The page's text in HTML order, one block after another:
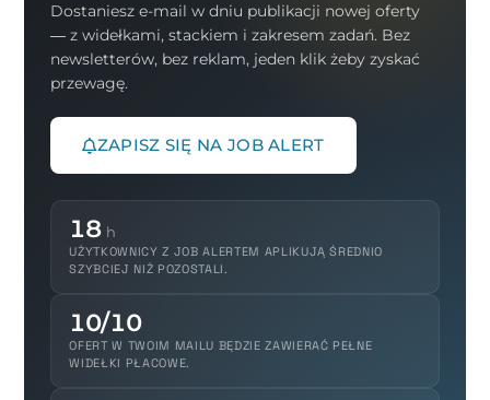
Dostaniesz e-mail w dniu publikacji nowej oferty
— z widełkami, stackiem i zakresem zadań. Bez
newsletterów, bez reklam, jeden klik żeby zyskać
przewagę.
ZAPISZ SIĘ NA JOB ALERT
18 h
UŻYTKOWNICY Z JOB ALERTEM APLIKUJĄ ŚREDNIO
SZYBCIEJ NIŻ POZOSTALI.
10/10
OFERT W TWOIM MAILU BĘDZIE ZAWIERAĆ PEŁNE
WIDEŁKI PŁACOWE.